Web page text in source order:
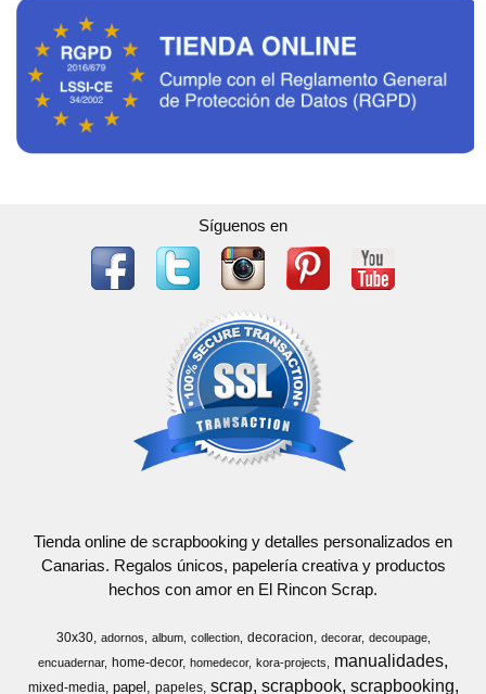
Síguenos en
Tienda online de scrapbooking y detalles personalizados en
Canarias. Regalos únicos, papelería creativa y productos
hechos con amor en El Rincon Scrap.
30x30 adornos album collection decoracion decorar
decoupage
encuadernar
home-decor homedecor kora-projects manualidades
mixed-media papel papeles scrap scrapbook scrapbooking